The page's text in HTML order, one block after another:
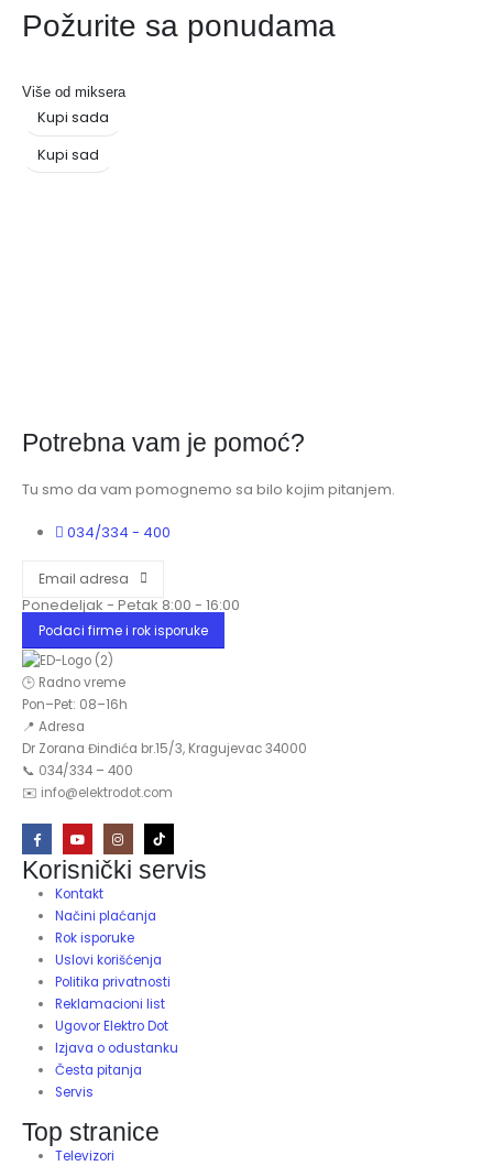
Požurite sa ponudama
Više od miksera
Kupi sada
Kupi sad
Potrebna vam je pomoć?
Tu smo da vam pomognemo sa bilo kojim pitanjem.
034/334 - 400
Email adresa
Ponedeljak - Petak 8:00 - 16:00
Podaci firme i rok isporuke
🕒 Radno vreme
Pon–Pet: 08–16h
📍 Adresa
Dr Zorana Đinđića br.15/3, Kragujevac 34000
📞 034/334 – 400
✉️ info@elektrodot.com
Korisnički servis
Kontakt
Načini plaćanja
Rok isporuke
Uslovi korišćenja
Politika privatnosti
Reklamacioni list
Ugovor Elektro Dot
Izjava o odustanku
Česta pitanja
Servis
Top stranice
Televizori